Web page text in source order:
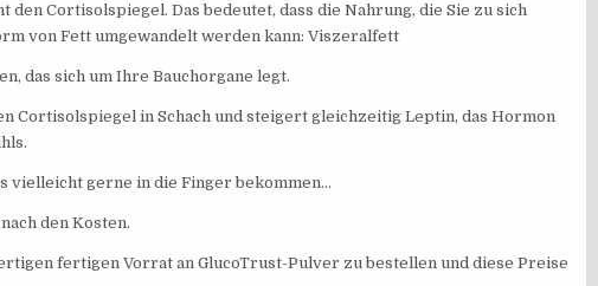
den Cortisolspiegel. Das bedeutet, dass die Nahrung, die Sie zu sich
von Fett umgewandelt werden kann: Viszeralfett
das sich um Ihre Bauchorgane legt.
Cortisolspiegel in Schach und steigert gleichzeitig Leptin, das Hormon
vielleicht gerne in die Finger bekommen…
den Kosten.
fertigen Vorrat an GlucoTrust-Pulver zu bestellen und diese Preise